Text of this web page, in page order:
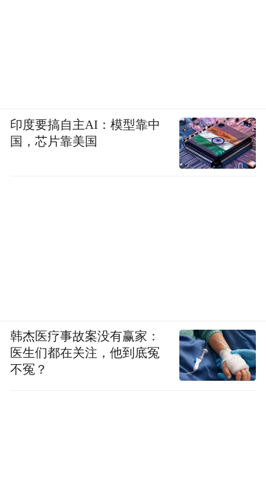
印度要搞自主AI：模型靠中
国，芯片靠美国
韩杰医疗事故案没有赢家：
医生们都在关注，他到底冤
不冤？